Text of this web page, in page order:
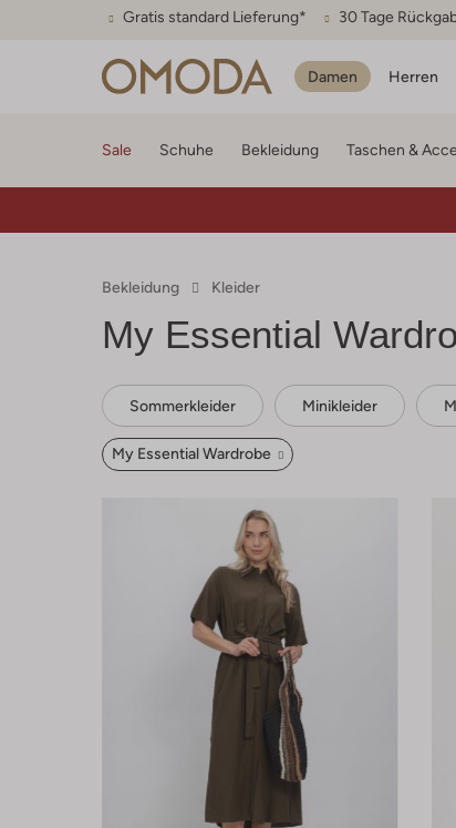
Gratis standard Lieferung* 30 Tage
Damen Herren
Sale Schuhe Bekleidung Taschen &
Bekleidung Kleider
My Essential
Sommerkleider Minikleider
My Essential Wardrobe